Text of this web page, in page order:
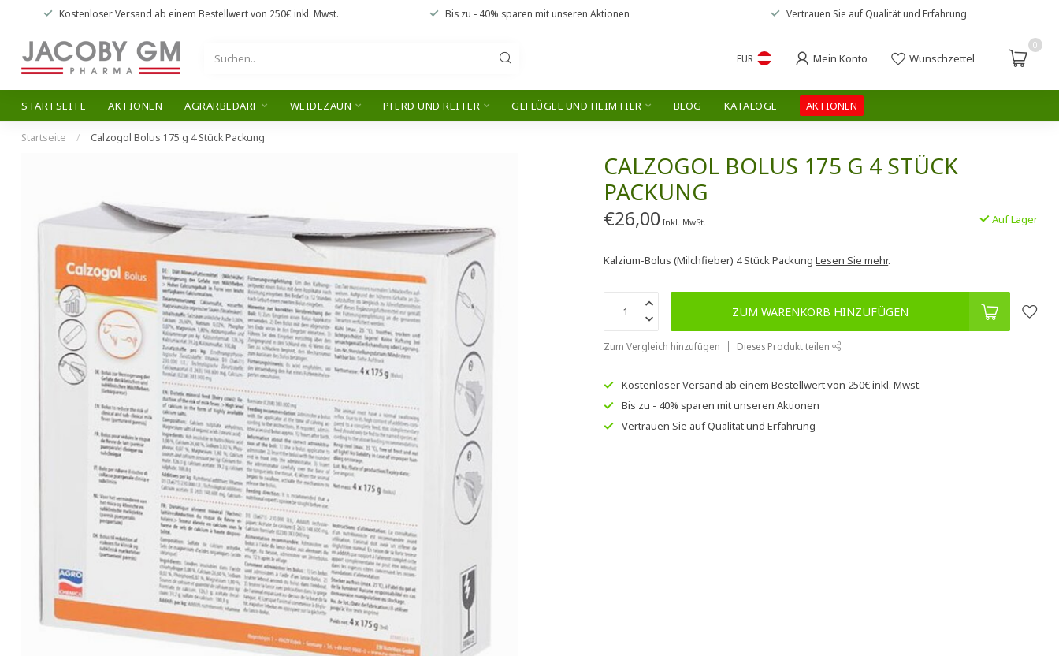
Kostenloser Versand ab einem Bestellwert von 250€ inkl. Mwst. Bis zu - 40% sparen mit unseren Aktionen Vertrauen Sie auf Qualität und Erfahrung
EUR Mein Konto Wunschzettel
0
STARTSEITE AKTIONEN AGRARBEDARF WEIDEZAUN PFERD UND REITER GEFLÜGEL UND HEIMTIER BLOG KATALOGE AKTIONEN
Startseite / Calzogol Bolus 175 g 4 Stück Packung
CALZOGOL BOLUS 175 G 4 STÜCK
PACKUNG
€26,00 Inkl. MwSt. Auf Lager
Kalzium-Bolus (Milchfieber) 4 Stück PackungLesen Sie mehr.
ZUM WARENKORB HINZUFÜGEN
Zum Vergleich hinzufügen Dieses Produkt teilen
Kostenloser Versand ab einem Bestellwert von 250€inkl. Mwst.
Bis zu - 40% sparen mit unserenAktionen
Vertrauen Sie aufQualität und Erfahrung